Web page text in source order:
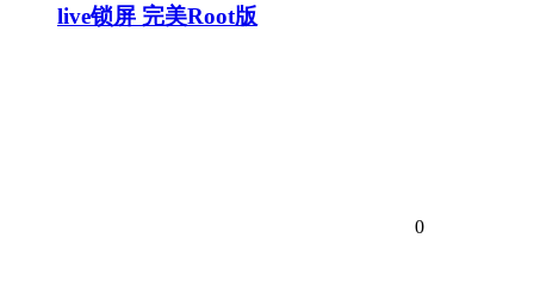
live锁屏 完美Root版
0